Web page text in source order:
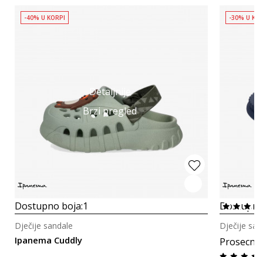
Detaljnije
Brzi pregled
-40% U KORPI
Dostupno boja:1
Ipanema Cuddly
Dječije sandale
-30% U
Dječije